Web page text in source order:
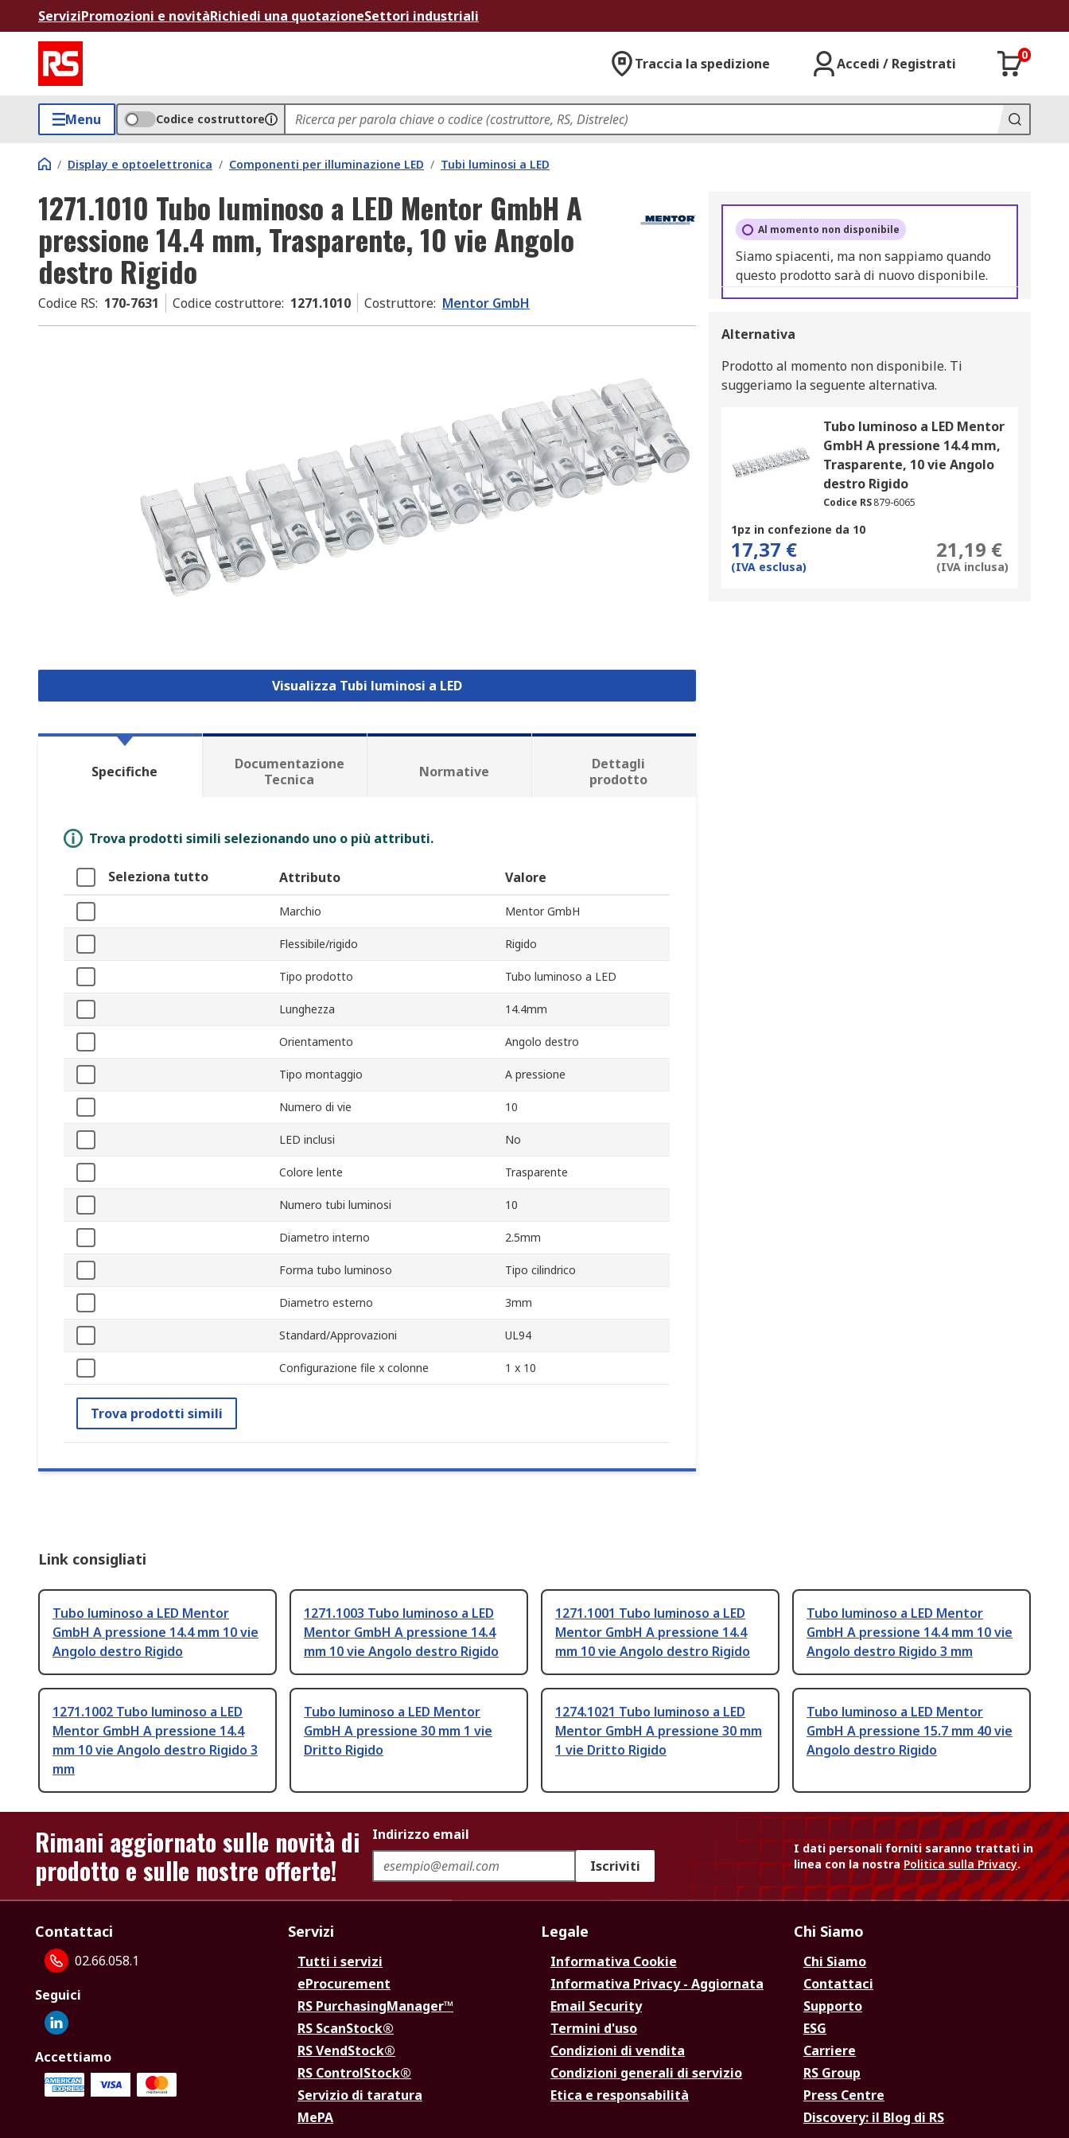
ServiziPromozioni e novitàRichiedi una quotazioneSettori industriali
Traccia la spedizione Accedi / Registrati
0
Menu Codice costruttore
/ Display e optoelettronica / Componenti per illuminazione LED / Tubi luminosi a LED
1271.1010 Tubo luminoso a LED Mentor GmbH A
pressione 14.4 mm, Trasparente, 10 vie Angolo
destro Rigido
Codice RS: 170-7631 Codice costruttore: 1271.1010 Costruttore: Mentor GmbH
Visualizza Tubi luminosi a LED
Al momento non disponibile
Siamo spiacenti, ma non sappiamo quando
questo prodotto sarà di nuovo disponibile.
Alternativa
Prodotto al momento non disponibile. Ti
suggeriamo la seguente alternativa.
Tubo luminoso a LED Mentor
GmbH A pressione 14.4 mm,
Trasparente, 10 vie Angolo
destro Rigido
Codice RS879-6065
1pz in confezione da 10
17,37 €
(IVA esclusa)
21,19 €
(IVA inclusa)
Specifiche
Documentazione
Tecnica
Normative
Dettagli
prodotto
Trova prodotti simili selezionando uno o più attributi.
Seleziona tutto Attributo Valore
Marchio Mentor GmbH
Flessibile/rigido Rigido
Tipo prodotto Tubo luminoso a LED
Lunghezza 14.4mm
Orientamento Angolo destro
Tipo montaggio A pressione
Numero di vie 10
LED inclusi No
Colore lente Trasparente
Numero tubi luminosi 10
Diametro interno 2.5mm
Forma tubo luminoso Tipo cilindrico
Diametro esterno 3mm
Standard/Approvazioni UL94
Configurazione file x colonne 1 x 10
Trova prodotti simili
Link consigliati
Tubo luminoso a LED Mentor
GmbH A pressione 14.4 mm 10 vie
Angolo destro Rigido
1271.1003 Tubo luminoso a LED
Mentor GmbH A pressione 14.4
mm 10 vie Angolo destro Rigido
1271.1001 Tubo luminoso a LED
Mentor GmbH A pressione 14.4
mm 10 vie Angolo destro Rigido
Tubo luminoso a LED Mentor
GmbH A pressione 14.4 mm 10 vie
Angolo destro Rigido 3 mm
1271.1002 Tubo luminoso a LED
Mentor GmbH A pressione 14.4
mm 10 vie Angolo destro Rigido 3
mm
Tubo luminoso a LED Mentor
GmbH A pressione 30 mm 1 vie
Dritto Rigido
1274.1021 Tubo luminoso a LED
Mentor GmbH A pressione 30 mm
1 vie Dritto Rigido
Tubo luminoso a LED Mentor
GmbH A pressione 15.7 mm 40 vie
Angolo destro Rigido
Rimani aggiornato sulle novità di
prodotto e sulle nostre offerte!
Indirizzo email
Iscriviti
I dati personali forniti saranno trattati in
linea con la nostraPolitica sulla Privacy.
Contattaci
02.66.058.1
Seguici
Accettiamo
Servizi
Tutti i servizi
eProcurement
RS PurchasingManager™
RS ScanStock®
RS VendStock®
RS ControlStock®
Servizio di taratura
MePA
Legale
Informativa Cookie
Informativa Privacy - Aggiornata
Email Security
Termini d'uso
Condizioni di vendita
Condizioni generali di servizio
Etica e responsabilità
Chi Siamo
Chi Siamo
Contattaci
Supporto
ESG
Carriere
RS Group
Press Centre
Discovery: il Blog di RS